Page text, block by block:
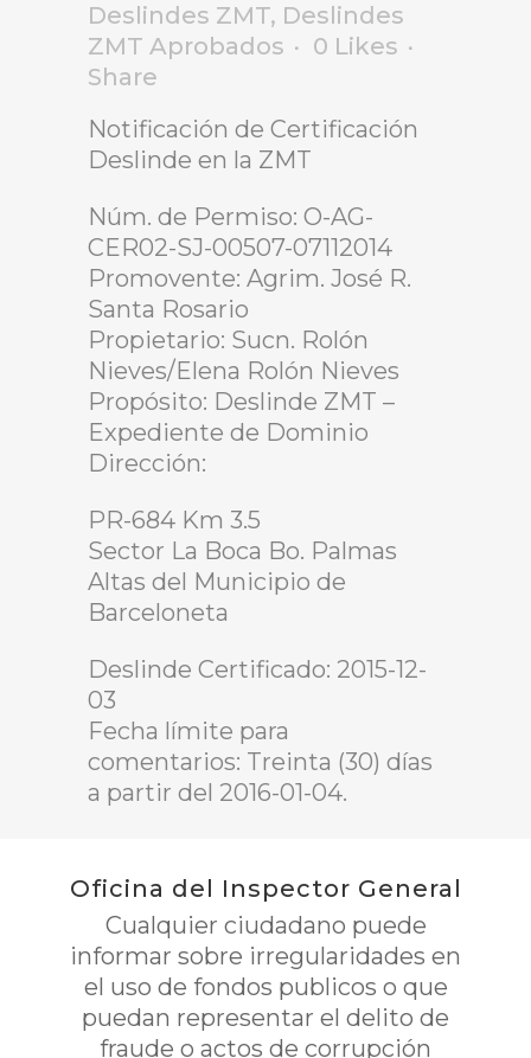
Deslindes ZMT, Deslindes
ZMT Aprobados
0 Likes
Share
Notificación de Certificación
Deslinde en la ZMT
Núm. de Permiso: O-AG-
CER02-SJ-00507-07112014
Promovente: Agrim. José R.
Santa Rosario
Propietario: Sucn. Rolón
Nieves/Elena Rolón Nieves
Propósito: Deslinde ZMT –
Expediente de Dominio
Dirección:
PR-684 Km 3.5
Sector La Boca Bo. Palmas
Altas del Municipio de
Barceloneta
Deslinde Certificado: 2015-12-
03
Fecha límite para
comentarios: Treinta (30) días
a partir del 2016-01-04.
Oficina del Inspector General
Cualquier ciudadano puede
informar sobre irregularidades en
el uso de fondos publicos o que
puedan representar el delito de
fraude o actos de corrupción